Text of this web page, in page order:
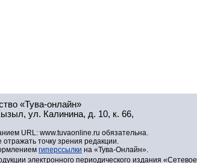
«Тува-онлайн»
ул. Калинина, д. 10, к. 66,
URL: www.tuvaonline.ru обязательна.
точку зрения редакции.
гиперссылки на «Тува-Онлайн».
электронного периодического издания «Сетевое